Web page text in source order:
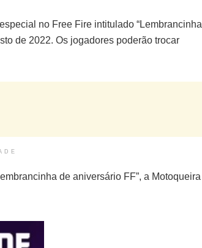
no Free Fire intitulado “Lembrancinha
de 2022. Os jogadores poderão trocar
de aniversário FF”, a Motoqueira